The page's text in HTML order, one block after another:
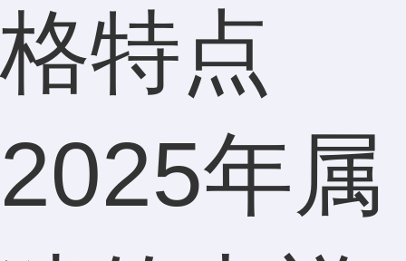
格特点
2025年属